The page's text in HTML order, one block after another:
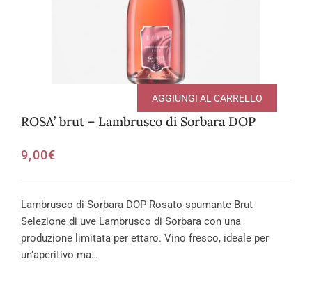
ROSA’ brut – Lambrusco di Sorbara DOP
9,00€
AGGIUNGI AL CARRELLO
Lambrusco di Sorbara DOP Rosato spumante Brut
Selezione di uve Lambrusco di Sorbara con una
produzione limitata per ettaro. Vino fresco, ideale per
un’aperitivo ma…